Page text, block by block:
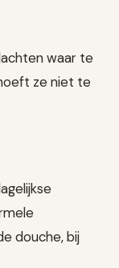
waar te
ze niet te
douche, bij